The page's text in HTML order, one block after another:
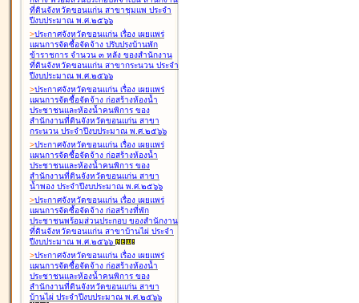
ที่ดินจังหวัดขอนแก่น สาขาชุมแพ ประจำ
ปีงบประมาณ พ.ศ.๒๕๖๖
>ประกาศจังหวัดขอนแก่น เรื่อง เผยแพร่
แผนการจัดซื้อจัดจ้าง ปรับปรุงบ้านพัก
ข้าราชการ จำนวน ๓ หลัง ของสำนักงาน
ที่ดินจังหวัดขอนแก่น สาขากระนวน ประจำ
ปีงบประมาณ พ.ศ.๒๕๖๖
>ประกาศจังหวัดขอนแก่น เรื่อง เผยแพร่
แผนการจัดซื้อจัดจ้าง ก่อสร้างห้องน้ำ
ประชาชนและห้องน้ำคนพิการ ของ
สำนักงานที่ดินจังหวัดขอนแก่น สาขา
กระนวน ประจำปีงบประมาณ พ.ศ.๒๕๖๖
>ประกาศจังหวัดขอนแก่น เรื่อง เผยแพร่
แผนการจัดซื้อจัดจ้าง ก่อสร้างห้องน้ำ
ประชาชนและห้องน้ำคนพิการ ของ
สำนักงานที่ดินจังหวัดขอนแก่น สาขา
น้ำพอง ประจำปีงบประมาณ พ.ศ.๒๕๖๖
>ประกาศจังหวัดขอนแก่น เรื่อง เผยแพร่
แผนการจัดซื้อจัดจ้าง ก่อสร้างที่พัก
ประชาชนพร้อมส่วนประกอบ ของสำนักงาน
ที่ดินจังหวัดขอนแก่น สาขาบ้านไผ่ ประจำ
ปีงบประมาณ พ.ศ.๒๕๖๖
>ประกาศจังหวัดขอนแก่น เรื่อง เผยแพร่
แผนการจัดซื้อจัดจ้าง ก่อสร้างห้องน้ำ
ประชาชนและห้องน้ำคนพิการ ของ
สำนักงานที่ดินจังหวัดขอนแก่น สาขา
บ้านไผ่ ประจำปีงบประมาณ พ.ศ.๒๕๖๖